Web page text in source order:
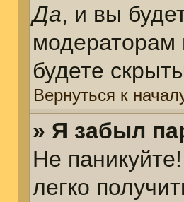
Да, и вы
модераторам
будете
Вернуться к
» Я забыл
Не
легко